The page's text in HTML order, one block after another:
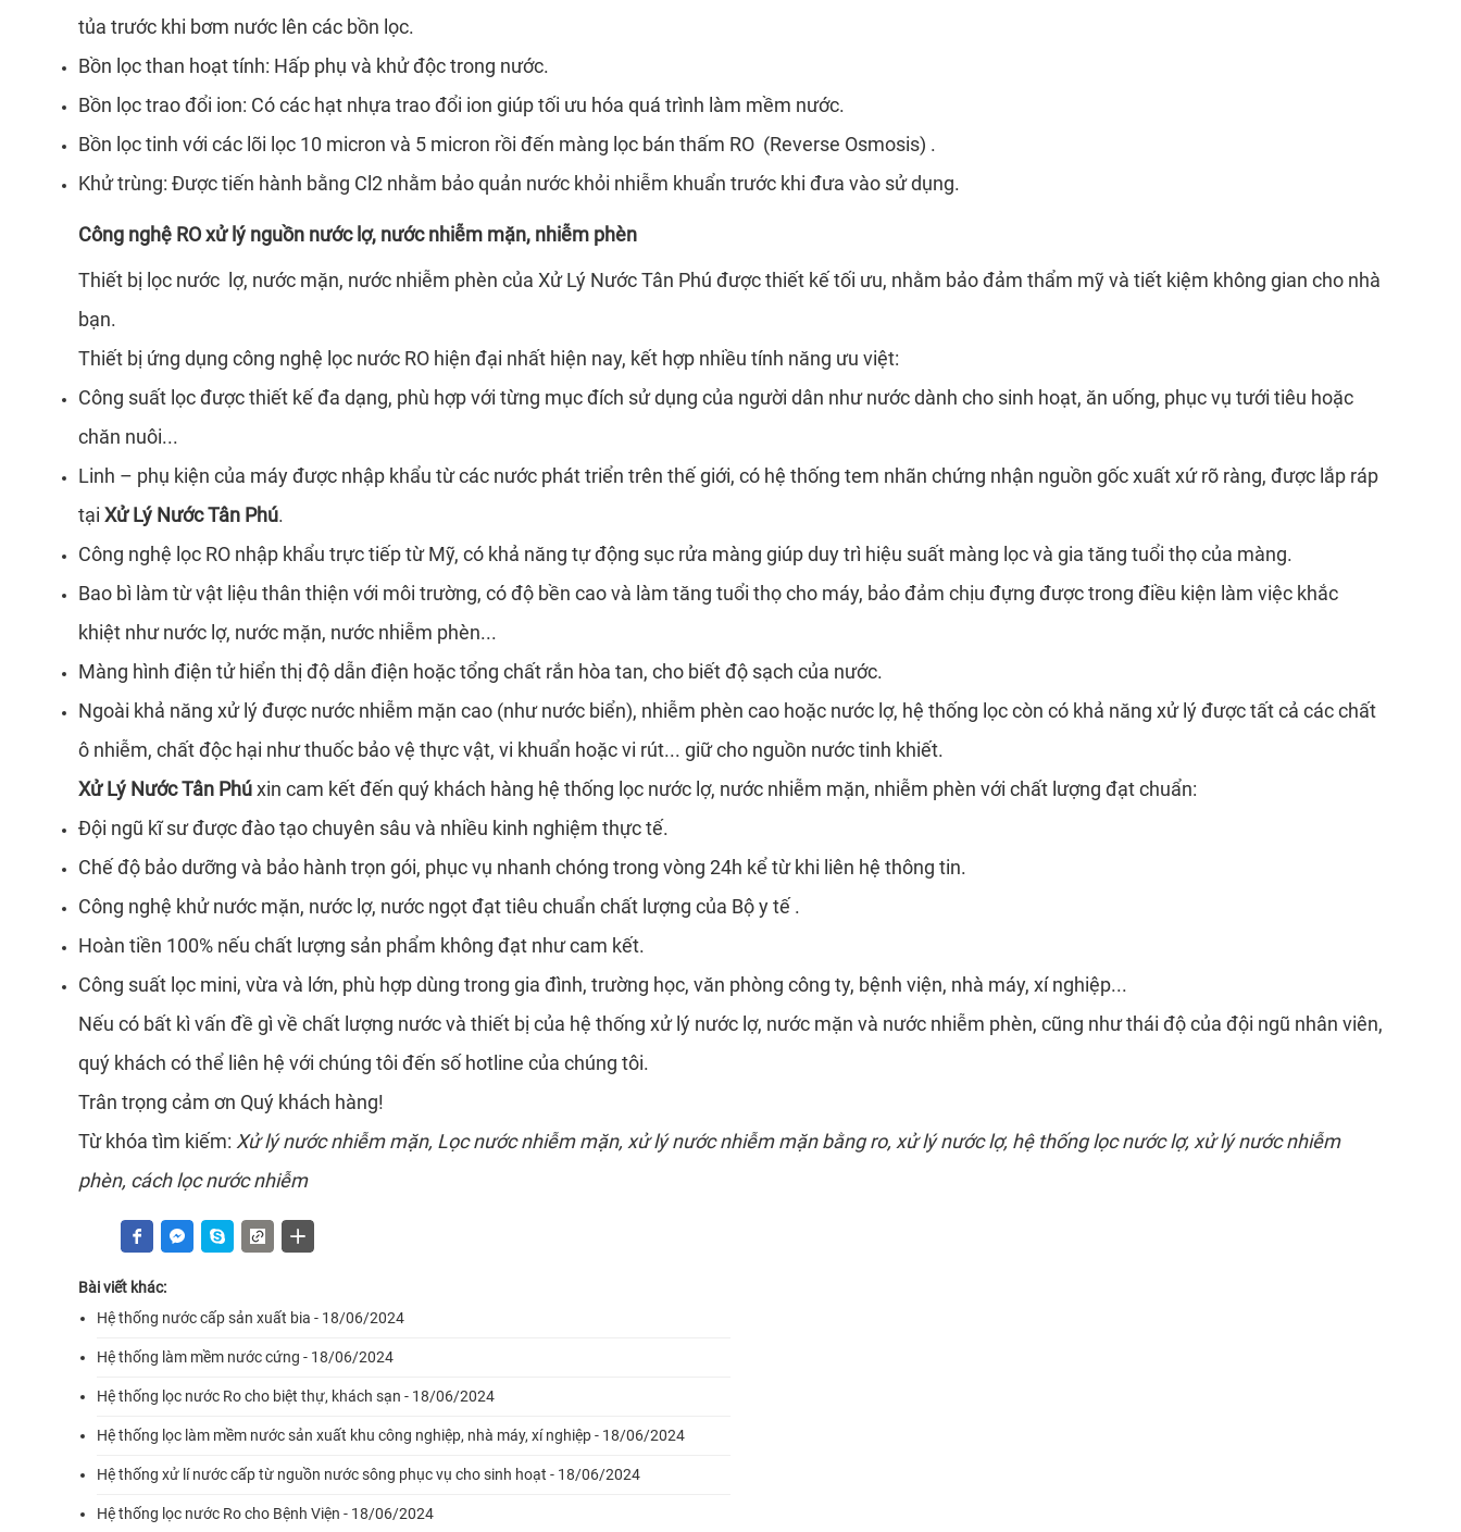
tủa trước khi bơm nước lên các bồn lọc.
Bồn lọc than hoạt tính: Hấp phụ và khử độc trong nước.
Bồn lọc trao đổi ion: Có các hạt nhựa trao đổi ion giúp tối ưu hóa quá trình làm mềm nước.
Bồn lọc tinh với các lõi lọc 10 micron và 5 micron rồi đến màng lọc bán thấm RO (Reverse Osmosis) .
Khử trùng: Được tiến hành bằng Cl2 nhằm bảo quản nước khỏi nhiễm khuẩn trước khi đưa vào sử dụng.
Công nghệ RO xử lý nguồn nước lợ, nước nhiễm mặn, nhiễm phèn
Thiết bị lọc nước lợ, nước mặn, nước nhiễm phèn của Xử Lý Nước Tân Phú được thiết kế tối ưu, nhằm bảo đảm thẩm mỹ và tiết kiệm không gian cho nhà
bạn.
Thiết bị ứng dụng công nghệ lọc nước RO hiện đại nhất hiện nay, kết hợp nhiều tính năng ưu việt:
Công suất lọc được thiết kế đa dạng, phù hợp với từng mục đích sử dụng của người dân như nước dành cho sinh hoạt, ăn uống, phục vụ tưới tiêu hoặc
chăn nuôi...
Linh – phụ kiện của máy được nhập khẩu từ các nước phát triển trên thế giới, có hệ thống tem nhãn chứng nhận nguồn gốc xuất xứ rõ ràng, được lắp ráp
tại Xử Lý Nước Tân Phú.
Công nghệ lọc RO nhập khẩu trực tiếp từ Mỹ, có khả năng tự động sục rửa màng giúp duy trì hiệu suất màng lọc và gia tăng tuổi thọ của màng.
Bao bì làm từ vật liệu thân thiện với môi trường, có độ bền cao và làm tăng tuổi thọ cho máy, bảo đảm chịu đựng được trong điều kiện làm việc khắc
khiệt như nước lợ, nước mặn, nước nhiễm phèn...
Màng hình điện tử hiển thị độ dẫn điện hoặc tổng chất rắn hòa tan, cho biết độ sạch của nước.
Ngoài khả năng xử lý được nước nhiễm mặn cao (như nước biển), nhiễm phèn cao hoặc nước lợ, hệ thống lọc còn có khả năng xử lý được tất cả các chất
ô nhiễm, chất độc hại như thuốc bảo vệ thực vật, vi khuẩn hoặc vi rút... giữ cho nguồn nước tinh khiết.
Xử Lý Nước Tân Phúxin cam kết đến quý khách hàng hệ thống lọc nước lợ, nước nhiễm mặn, nhiễm phèn với chất lượng đạt chuẩn:
Đội ngũ kĩ sư được đào tạo chuyên sâu và nhiều kinh nghiệm thực tế.
Chế độ bảo dưỡng và bảo hành trọn gói, phục vụ nhanh chóng trong vòng 24h kể từ khi liên hệ thông tin.
Công nghệ khử nước mặn, nước lợ, nước ngọt đạt tiêu chuẩn chất lượng của Bộ y tế .
Hoàn tiền 100% nếu chất lượng sản phẩm không đạt như cam kết.
Công suất lọc mini, vừa và lớn, phù hợp dùng trong gia đình, trường học, văn phòng công ty, bệnh viện, nhà máy, xí nghiệp...
Nếu có bất kì vấn đề gì về chất lượng nước và thiết bị của hệ thống xử lý nước lợ, nước mặn và nước nhiễm phèn, cũng như thái độ của đội ngũ nhân viên,
quý khách có thể liên hệ với chúng tôi đến số hotline của chúng tôi.
Trân trọng cảm ơn Quý khách hàng!
Từ khóa tìm kiếm: Xử lý nước nhiễm mặn, Lọc nước nhiễm mặn, xử lý nước nhiễm mặn bằng ro, xử lý nước lợ, hệ thống lọc nước lợ, xử lý nước nhiễm
phèn, cách lọc nước nhiễm
Bài viết khác:
Hệ thống nước cấp sản xuất bia - 18/06/2024
Hệ thống làm mềm nước cứng - 18/06/2024
Hệ thống lọc nước Ro cho biệt thự, khách sạn - 18/06/2024
Hệ thống lọc làm mềm nước sản xuất khu công nghiệp, nhà máy, xí nghiệp - 18/06/2024
Hệ thống xử lí nước cấp từ nguồn nước sông phục vụ cho sinh hoạt - 18/06/2024
Hệ thống lọc nước Ro cho Bệnh Viện - 18/06/2024